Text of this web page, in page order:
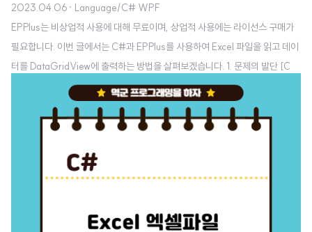
2023.04.06 · Language/C# WPF
EPPlus는 비상업적 사용에 대해 무료이며, 상업적 사용에는 라이선스 구매가
필요합니다. 이번 글에서는 C#과 EPPlus를 사용하여 Excel 파일을 읽고 데이
터를 DataGridView에 출력하는 방법을 살펴보겠습니다. 1. 문제의 발단 [C
#] Excel 엑셀파일 읽어서 원하는 셀 값 출력하기 C#을 사용하여 Excel 파일
을 읽고 특정 셀의 데이터를 추출하는 것은 데이터 처리와 분석에 있어 매우 중
요한 기능입니다. 본 포스트에서는 C# Windows Forms 애플리케이션을 통
ft.Office.Interop.Excel'을 이용해 C#에서 Excel 파일을 읽고 특정 셀 값을
출력하는 방법을 ..